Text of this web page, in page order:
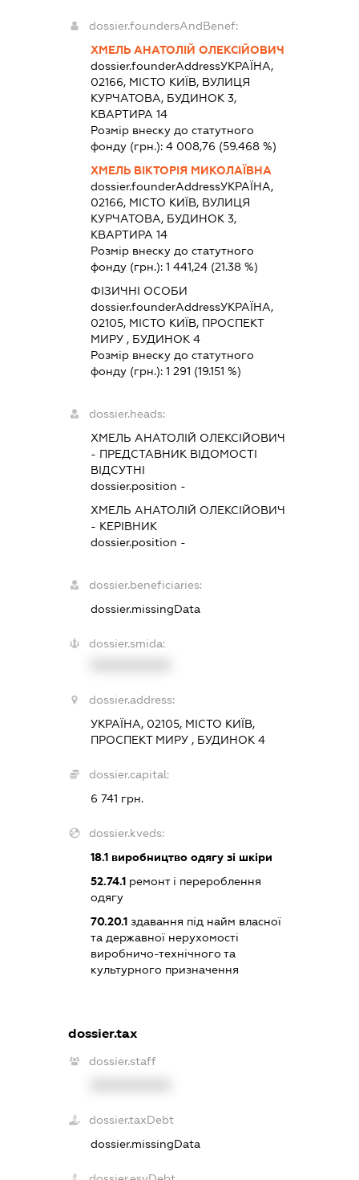
dossier.foundersAndBenef:
ХМЕЛЬ АНАТОЛІЙ ОЛЕКСІЙОВИЧ
dossier.founderAddressУКРАЇНА,
02166, МІСТО КИЇВ, ВУЛИЦЯ
КУРЧАТОВА, БУДИНОК 3,
КВАРТИРА 14
Розмір внеску до статутного
фонду (грн.):4 008,76 (59.468 %)
ХМЕЛЬ ВІКТОРІЯ МИКОЛАЇВНА
dossier.founderAddressУКРАЇНА,
02166, МІСТО КИЇВ, ВУЛИЦЯ
КУРЧАТОВА, БУДИНОК 3,
КВАРТИРА 14
Розмір внеску до статутного
фонду (грн.):1 441,24 (21.38 %)
ФІЗИЧНІ ОСОБИ
dossier.founderAddressУКРАЇНА,
02105, МІСТО КИЇВ, ПРОСПЕКТ
МИРУ , БУДИНОК 4
Розмір внеску до статутного
фонду (грн.):1 291 (19.151 %)
dossier.heads:
ХМЕЛЬ АНАТОЛІЙ ОЛЕКСІЙОВИЧ
- ПРЕДСТАВНИК ВІДОМОСТІ
ВІДСУТНІ
dossier.position -
ХМЕЛЬ АНАТОЛІЙ ОЛЕКСІЙОВИЧ
- КЕРІВНИК
dossier.position -
dossier.beneficiaries:
dossier.missingData
dossier.smida:
dossier.address:
УКРАЇНА, 02105, МІСТО КИЇВ,
ПРОСПЕКТ МИРУ , БУДИНОК 4
dossier.capital:
6 741 грн.
dossier.kveds:
18.1 виробництво одягу зі шкіри
52.74.1 ремонт і перероблення
одягу
70.20.1 здавання під найм власної
та державної нерухомості
виробничо-технічного та
культурного призначення
dossier.tax
dossier.staff
dossier.taxDebt
dossier.missingData